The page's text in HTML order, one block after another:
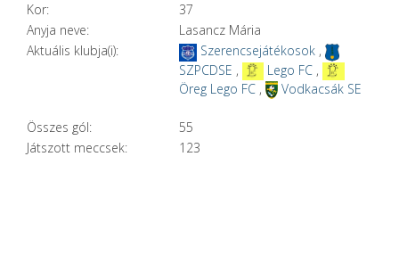
Kor:
37
Anyja neve:
Lasancz Mária
Aktuális klubja(i):
Szerencsejátékosok,
SZPCDSE , Lego FC ,
Öreg Lego FC, Vodkacsák SE
Összes gól:
55
Játszott meccsek:
123